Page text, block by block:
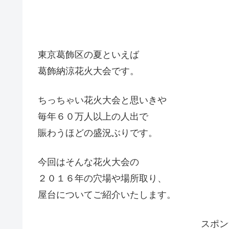
東京葛飾区の夏といえば
葛飾納涼花火大会です。
ちっちゃい花火大会と思いきや
毎年６０万人以上の人出で
賑わうほどの盛況ぶりです。
今回はそんな花火大会の
２０１６年の穴場や場所取り、
屋台についてご紹介いたします。
スポ